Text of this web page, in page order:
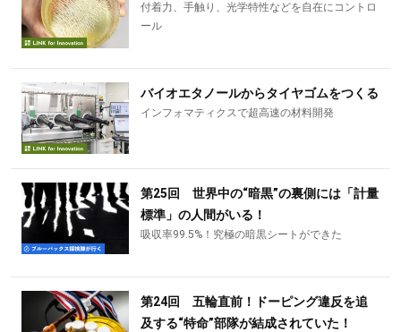
付着力、手触り、光学特性などを自在にコントロ
ール
バイオエタノールからタイヤゴムをつくる
インフォマティクスで超高速の材料開発
第25回 世界中の“暗黒”の裏側には「計量
標準」の人間がいる！
吸収率99.5%！究極の暗黒シートができた
第24回 五輪直前！ドーピング違反を追
及する“特命”部隊が結成されていた！